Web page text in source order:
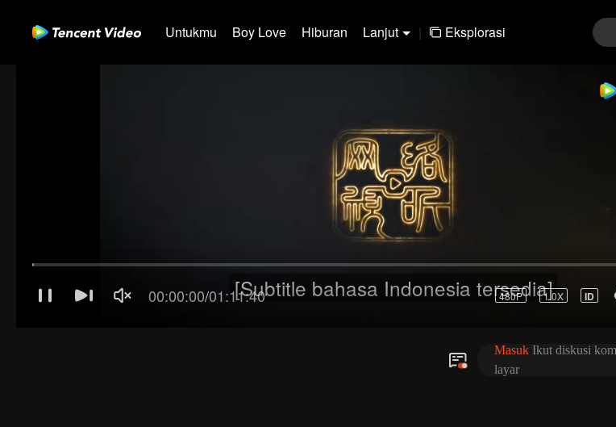
Untukmu Boy Love Hiburan Lanjut | Eksplorasi
480P
[Subtitle bahasa Indonesia tersedia]
Masuk Ikut diskusi
layar